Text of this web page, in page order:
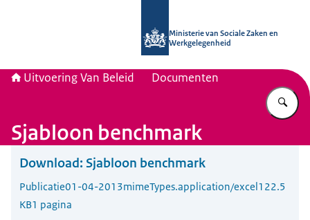
Ministerie van Sociale Zaken en
Werkgelegenheid
Uitvoering Van Beleid Documenten
Sjabloon benchmark
Download: Sjabloon benchmark
Publicatie01-04-2013mimeTypes.application/excel122.5
KB1 pagina